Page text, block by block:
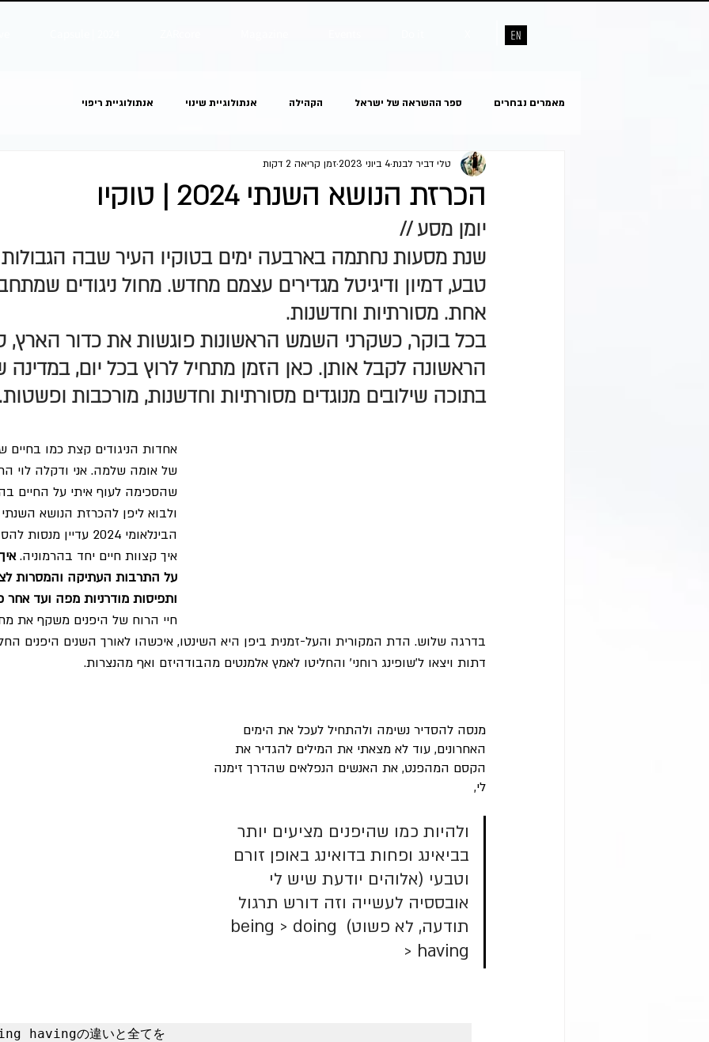
מאמרים נבחרים ספר ההשראה של ישראל הקהילה אנתולוגיית שינוי אנתולוגיית ריפוי
הכרזת הנושא השנתי 2024 | טוקיו
טלי דביר לבנת4 ביוני 2023 זמן קריאה 2 דקות
יומן מסע //
שנת מסעות נחתמה בארבעה ימים בטוקיו העיר שבה הגבולות
טבע, דמיון ודיגיטל מגדירים עצמם מחדש. מחול ניגודים
אחת. מסורתיות וחדשנות.
בכל בוקר, כשקרני השמש הראשונות פוגשות את כדור הארץ,
הראשונה לקבל אותן. כאן הזמן מתחיל לרוץ בכל יום, במדינה
בתוכה שילובים מנוגדים מסורתיות וחדשנות, מורכבות ופשטות.
אחדות הניגודים קצת כמו בחיים
של אומה שלמה. אני ודקלה לוי
שהסכימה לעוף איתי על החיים
ולבוא ליפן להכרזת הנושא
הבינלאומי 2024 עדיין
איך קצוות חיים יחד בהרמוניה.
על התרבות העתיקה והמסרות
ותפיסות מודרניות מפה ועד אחר
חיי הרוח של היפנים משקף את
בדרגה שלוש. הדת המקורית והעל-זמנית ביפן היא השינטו, איכשהו לאורך השנים היפנים
דתות ויצאו ל'שופינג רוחני' והחליטו לאמץ אלמנטים מהבודהיזם ואף מהנצרות.
מנסה להסדיר נשימה ולהתחיל לעכל את הימים
האחרונים, עוד לא מצאתי את המילים להגדיר את
הקסם המהפנט, את האנשים הנפלאים שהדרך זימנה
לי,
ולהיות כמו שהיפנים מציעים יותר
בביאינג ופחות בדואינג באופן זורם
וטבעי (אלוהים יודעת שיש לי
אובססיה לעשייה וזה דורש תרגול
תודעה, לא פשוט) being > doing
> having
havingの違いと全てを